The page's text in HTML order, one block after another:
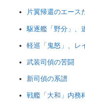
片翼帰還のエース
駆逐艦「野分」、
軽巡「鬼怒」、レ
武装司偵の苦闘
新司偵の系譜
戦艦「大和」内務